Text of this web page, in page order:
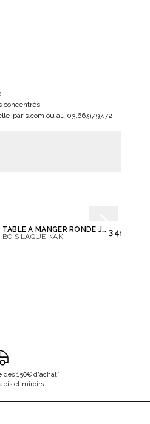
concentrés.
paris.com ou au 03.66.97.97.72
€
TABLE À MANGER RONDE JOE
BOIS LAQUÉ KAKI
3 450,00
dès 150€ d'achat*
et miroirs